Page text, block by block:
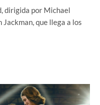
dirigida por Michael
que llega a los